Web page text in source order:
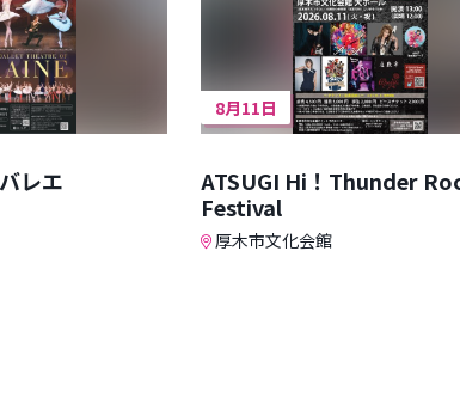
レエ
8月11日
ATSUGI Hi！Thunder
Festival
厚木市文化会館